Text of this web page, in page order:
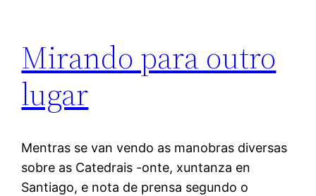
Mirando para outro
lugar
Mentras se van vendo as manobras diversas
sobre as Catedrais -onte, xuntanza en
Santiago, e nota de prensa segundo o